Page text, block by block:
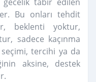
Bu onları tehdit
beklenti yoktur,
sadece kaçınma
seçimi, tercihi ya da
aksine, destek